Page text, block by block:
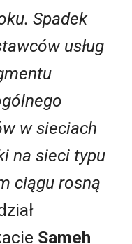
Spadek
usług
u
w sieciach
na sieci typu
ciągu rosną
Sameh